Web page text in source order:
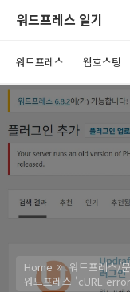
워드프레스 일기
워드프레스 웹호스팅
Home
워드프레스/
워드프레스 'cURL